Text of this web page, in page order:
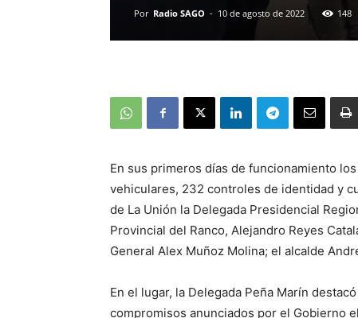
Por Radio SAGO - 10 de agosto de 2022 148
En sus primeros días de funcionamiento
vehiculares, 232 controles de identidad y
de La Unión la Delegada Presidencial
Provincial del Ranco, Alejandro Reyes
General Alex Muñoz Molina; el alcalde
En el lugar, la Delegada Peña Marín
compromisos anunciados por el Gobierno